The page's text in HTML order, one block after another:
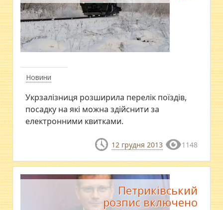
Новини
Укрзалізниця розширила перелік поїздів,
посадку на які можна здійснити за
електронними квитками.
12 грудня 2013 1148
Петриківський
розпис включено